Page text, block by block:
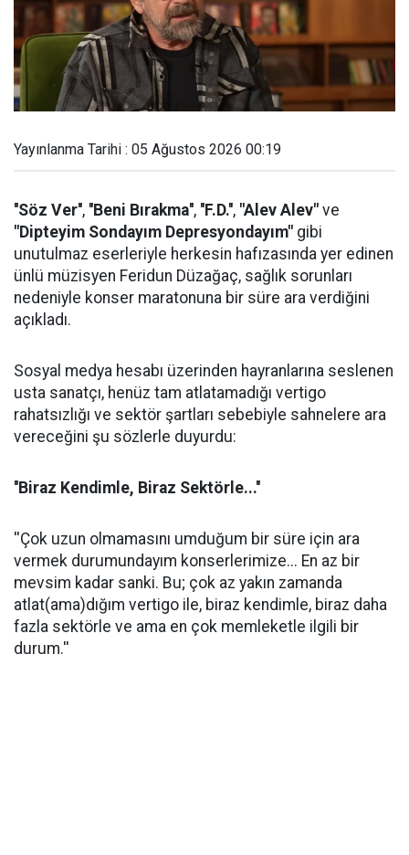
Yayınlanma Tarihi : 05 Ağustos 2026 00:19
''Söz Ver'', ''Beni Bırakma'', ''F.D.'', "Alev Alev" ve
"Dipteyim Sondayım Depresyondayım" gibi
unutulmaz eserleriyle herkesin hafızasında yer edinen
ünlü müzisyen Feridun Düzağaç, sağlık sorunları
nedeniyle konser maratonuna bir süre ara verdiğini
açıkladı.
Sosyal medya hesabı üzerinden hayranlarına seslenen
usta sanatçı, henüz tam atlatamadığı vertigo
rahatsızlığı ve sektör şartları sebebiyle sahnelere ara
vereceğini şu sözlerle duyurdu:
''Biraz Kendimle, Biraz Sektörle...''
''Çok uzun olmamasını umduğum bir süre için ara
vermek durumundayım konserlerimize... En az bir
mevsim kadar sanki. Bu; çok az yakın zamanda
atlat(ama)dığım vertigo ile, biraz kendimle, biraz daha
fazla sektörle ve ama en çok memleketle ilgili bir
durum.''